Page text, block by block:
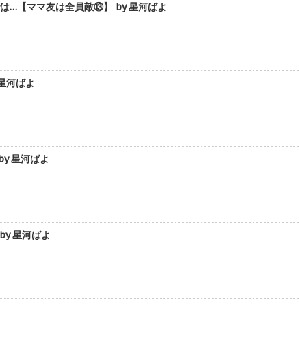
…【ママ友は全員敵⑬】 by 星河ばよ
河ばよ
星河ばよ
星河ばよ